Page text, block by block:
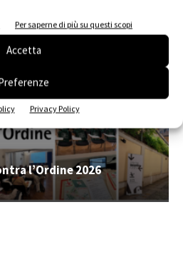
Per saperne di più su questi scopi
Accetta
Privacy Policy
l’Ordine 2026